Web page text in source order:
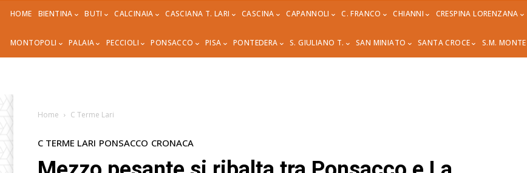
HOME BIENTINA BUTI CALCINAIA CASCIANA T. LARI CASCINA CAPANNOLI C. FRANCO CHIANNI CRESPINA LORENZANA
MONTOPOLI PALAIA PECCIOLI PONSACCO PISA PONTEDERA S. GIULIANO T. SAN MINIATO SANTA CROCE S.M. MONTE
Home C Terme Lari
C TERME LARI PONSACCO CRONACA